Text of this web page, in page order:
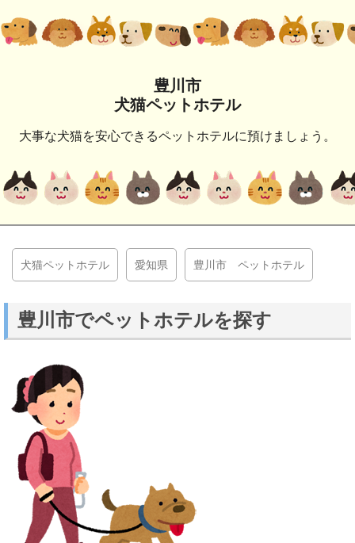
豊川市
犬猫ペットホテル
大事な犬猫を安心できるペットホテルに預けましょう。
犬猫ペットホテル 愛知県 豊川市 ペットホテル
豊川市でペットホテルを探す